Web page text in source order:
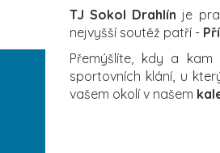
TJ Sokol Drahlín je
nejvyšší soutěž patří -
Přemýšlíte, kdy a kam
sportovních klání, u
vašem okolí v našem